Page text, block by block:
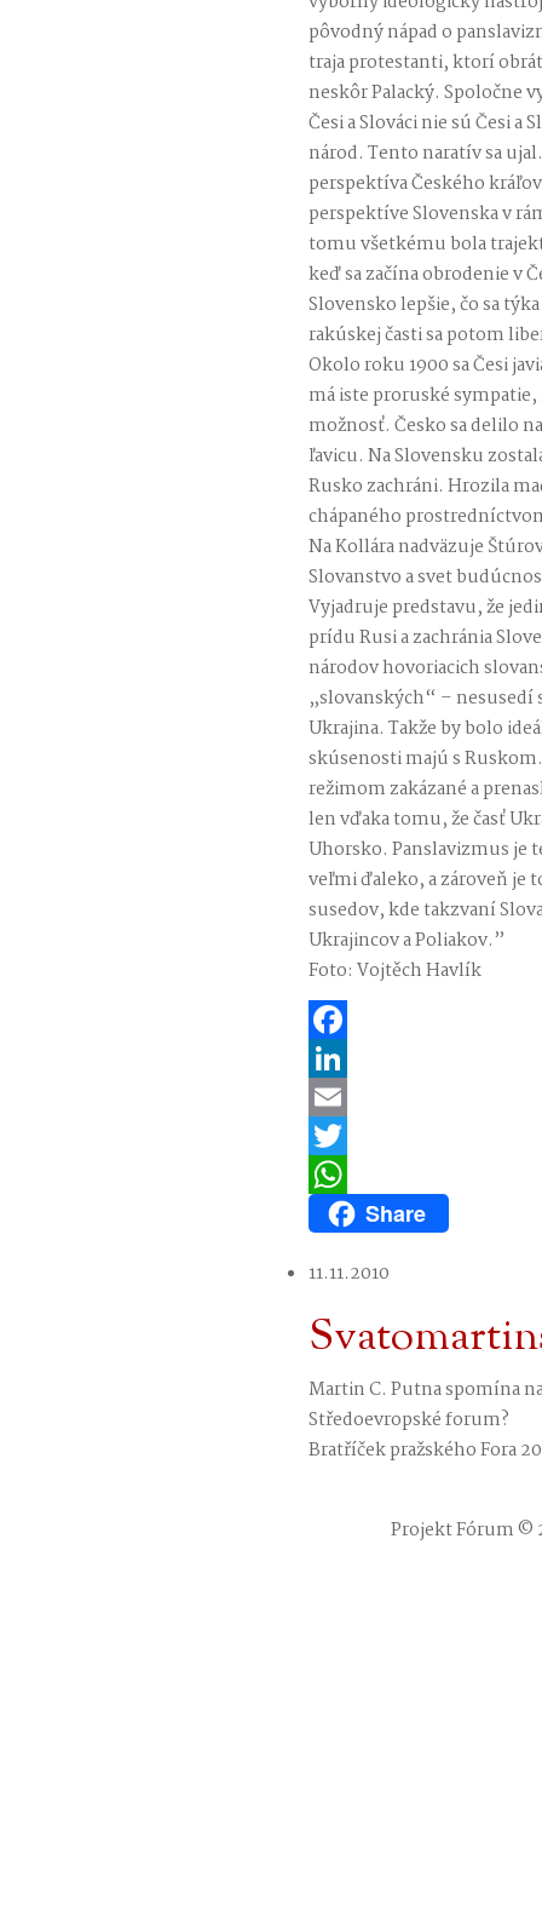
pôvodný nápad o
traja protestanti, ktorí
neskôr Palacký. Spoločne
Česi a Slováci nie sú Česi a
národ. Tento naratív sa
perspektíva Českého
perspektíve Slovenska v
tomu všetkému bola
keď sa začína obrodenie v
Slovensko lepšie, čo sa
rakúskej časti sa potom
Okolo roku 1900 sa Česi
má iste proruské
možnosť. Česko sa delilo
ľavicu. Na Slovensku
Rusko zachráni. Hrozila
chápaného
Na Kollára nadväzuje
Slovanstvo a svet
Vyjadruje predstavu, že
prídu Rusi a zachránia
národov hovoriacich
„slovanských“ – nesusedí
Ukrajina. Takže by bolo
skúsenosti majú s
režimom zakázané a
len vďaka tomu, že časť
Uhorsko. Panslavizmus je
veľmi ďaleko, a zároveň je
susedov, kde takzvaní
Ukrajincov a Poliakov.”
Foto: Vojtěch Havlík
Facebook
LinkedIn
Email
Twitter
WhatsAppShare
11.11.2010
Martin C. Putna spomína
Středoevropské forum?
Bratříček pražského Fora
Projekt Fórum ©